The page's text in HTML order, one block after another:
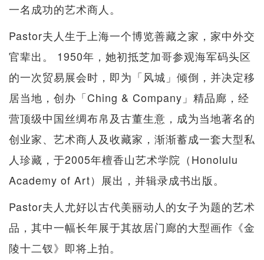
一名成功的艺术商人。
Pastor夫人生于上海一个博览善藏之家，家中外交
官辈出。 1950年，她初抵芝加哥参观海军码头区
的一次贸易展会时，即为「风城」倾倒，并决定移
居当地，创办「Ching & Company」精品廊，经
营顶级中国丝绸布帛及古董生意，成为当地著名的
创业家、艺术商人及收藏家，渐渐蓄成一套大型私
人珍藏，于2005年檀香山艺术学院（Honolulu
Academy of Art）展出，并辑录成书出版。
Pastor夫人尤好以古代美丽动人的女子为题的艺术
品，其中一幅长年展于其故居门廊​​的大型画作《金
陵十二钗》即将上拍。